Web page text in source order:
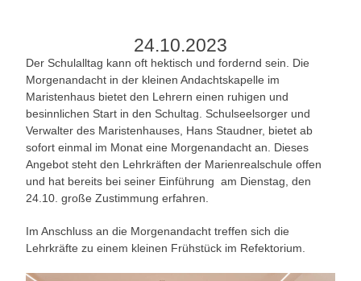
24.10.2023
Der Schulalltag kann oft hektisch und fordernd sein. Die
Morgenandacht in der kleinen Andachtskapelle im
Maristenhaus bietet den Lehrern einen ruhigen und
besinnlichen Start in den Schultag. Schulseelsorger und
Verwalter des Maristenhauses, Hans Staudner, bietet ab
sofort einmal im Monat eine Morgenandacht an. Dieses
Angebot steht den Lehrkräften der Marienrealschule offen
und hat bereits bei seiner Einführung am Dienstag, den
24.10. große Zustimmung erfahren.
Im Anschluss an die Morgenandacht treffen sich die
Lehrkräfte zu einem kleinen Frühstück im Refektorium.